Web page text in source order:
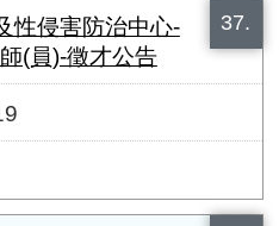
37.
性侵害防治中心-
(員)-徵才公告